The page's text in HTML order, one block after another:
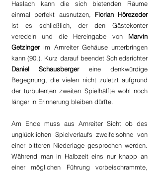
Haslach kann die sich bietenden Räume
einmal perfekt ausnutzen, Florian Hörezeder
ist es schließlich, der den Gästekonter
veredeln und die Hereingabe von Marvin
Getzinger im Arnreiter Gehäuse unterbringen
Daniel Schausberger eine denkwürdige
Begegnung, die vielen nicht zuletzt aufgrund
der turbulenten zweiten Spielhälfte wohl noch
länger in Erinnerung bleiben dürfte.
Am Ende muss aus Arnreiter Sicht ob des
unglücklichen Spielverlaufs zweifelsohne von
einer bitteren Niederlage gesprochen werden.
Während man in Halbzeit eins nur knapp an
einer möglichen Führung vorbeischrammte,